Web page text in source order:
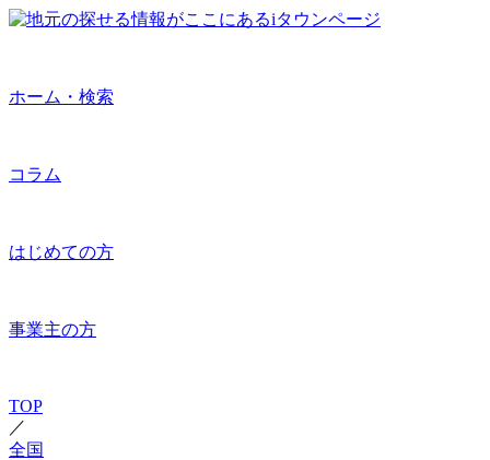
ホーム・検索
コラム
はじめての方
事業主の方
TOP
／
全国